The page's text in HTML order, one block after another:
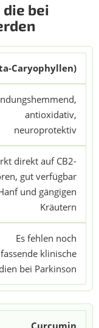
bei
Caryophyllen)
antioxidativ,
neuroprotektiv
direkt auf CB2-
gut verfügbar
und gängigen
Kräutern
Es fehlen noch
klinische
bei Parkinson
Curcumin